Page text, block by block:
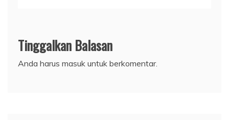
Tinggalkan Balasan
Anda harus masuk untuk berkomentar.